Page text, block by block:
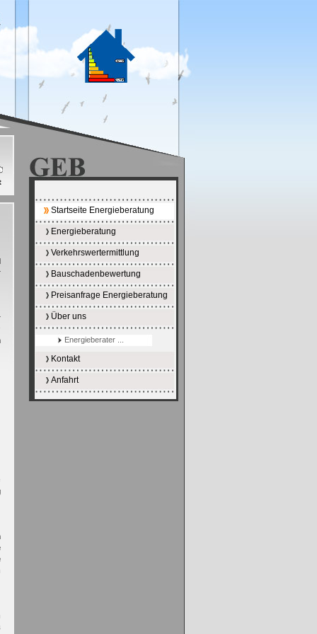
Startseite Energieberatung
Energieberatung
Verkehrswertermittlung
Bauschadenbewertung
Preisanfrage Energieberatung
Über uns
Energieberater ...
Kontakt
Anfahrt